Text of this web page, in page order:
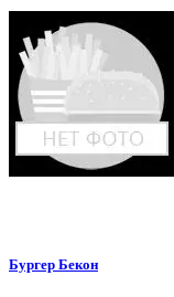
Бургер Бекон